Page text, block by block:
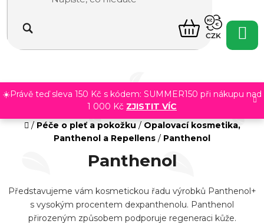
obsah
☀️Právě teď sleva 150 Kč s kódem: SUMMER150 při nákupu nad
1 000 Kč ZJISTIT VÍC
NÁKUPNÍ
KOŠÍK
CZK
Domů
/ Péče o pleť a pokožku / Opalovací kosmetika,
Panthenol a Repellens / Panthenol
Panthenol
Představujeme vám kosmetickou řadu výrobků Panthenol+
s vysokým procentem dexpanthenolu. Panthenol
přirozeným způsobem podporuje regeneraci kůže.